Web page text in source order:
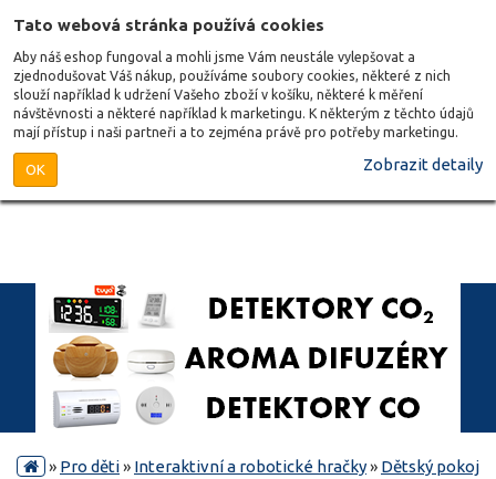
Tato webová stránka používá cookies
Aby náš eshop fungoval a mohli jsme Vám neustále vylepšovat a
zjednodušovat Váš nákup, používáme soubory cookies, některé z nich
slouží například k udržení Vašeho zboží v košíku, některé k měření
návštěvnosti a některé například k marketingu. K některým z těchto údajů
mají přístup i naši partneři a to zejména právě pro potřeby marketingu.
OK Zobrazit detaily
» Pro děti» Interaktivní a robotické hračky» Dětský pokoj